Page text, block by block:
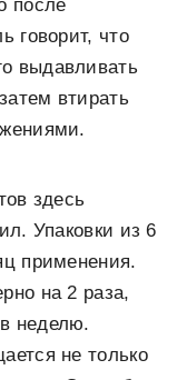
после
говорит, что
выдавливать
втирать
здесь
Упаковки из 6
применения.
на 2 раза,
неделю.
не только